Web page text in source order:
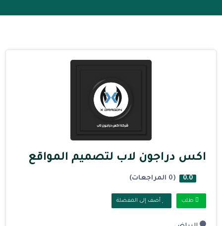
اكس دراجون لاب لتصميم المواقع
0.0 (0 المراجعات)
طلب أضف إلى المفضلة